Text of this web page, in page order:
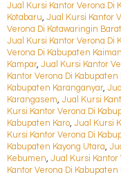
Jual Kursi Kantor Verona Di
Kotabaru, Jual Kursi Kantor
Verona Di Kotawaringin Barat
Jual Kursi Kantor Verona Di
Verona Di Kabupaten
Kampar, Jual Kursi Kantor
Kantor Verona Di Kabupaten
Kabupaten Karanganyar,
Karangasem, Jual Kursi
Kursi Kantor Verona Di
Kabupaten Karo, Jual Kursi
Kursi Kantor Verona Di
Kabupaten Kayong Utara,
Kebumen, Jual Kursi Kantor
Kantor Verona Di Kabupaten